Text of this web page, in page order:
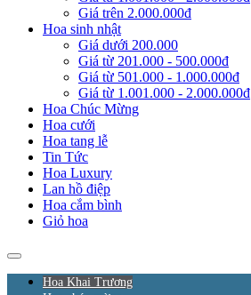
Giá trên 2.000.000đ
Hoa sinh nhật
Giá dưới 200.000
Giá từ 201.000 - 500.000đ
Giá từ 501.000 - 1.000.000đ
Giá từ 1.001.000 - 2.000.000đ
Hoa Chúc Mừng
Hoa cưới
Hoa tang lễ
Tin Tức
Hoa Luxury
Lan hồ điệp
Hoa cắm bình
Giỏ hoa
Hoa Khai Trương